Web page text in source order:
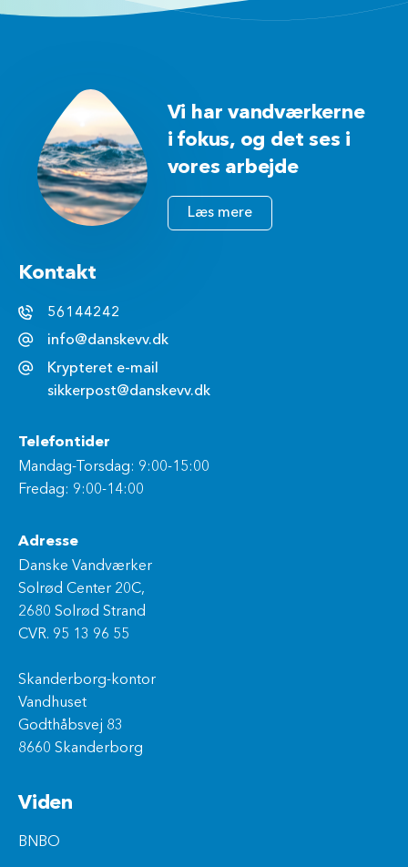
Vi har vandværkerne
i fokus, og det ses i
vores arbejde
Læs mere
Kontakt
56144242
info@danskevv.dk
Krypteret e-mail
sikkerpost@danskevv.dk
Telefontider
Mandag-Torsdag: 9:00-15:00
Fredag: 9:00-14:00
Adresse
Danske Vandværker
Solrød Center 20C,
2680 Solrød Strand
CVR. 95 13 96 55
Skanderborg-kontor
Vandhuset
Godthåbsvej 83
8660 Skanderborg
Viden
BNBO